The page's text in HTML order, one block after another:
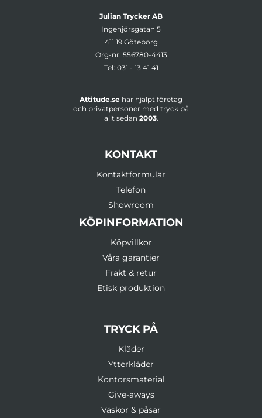
Julian Trycker AB
Ingenjörsgatan 5
411 19 Göteborg
Org-nr: 556780-4413
Tel: 031 - 13 41 41
Attitude.se har hjälpt företag
och privatpersoner med tryck på
allt sedan 2003.
KONTAKT
Kontaktformulär
Telefon
Showroom
KÖPINFORMATION
Köpvillkor
Våra garantier
Frakt & retur
Etisk produktion
TRYCK PÅ
Kläder
Ytterkläder
Kontorsmaterial
Give-aways
Väskor & påsar